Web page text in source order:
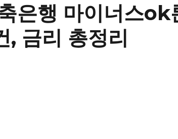
은행 마이너스ok
, 금리 총정리